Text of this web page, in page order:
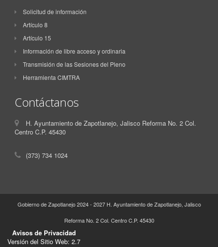
Solicitud de información
Artículo 8
Artículo 15
Información de libre acceso y ordinaria
Transmisión de las Sesiones del Pleno
Herramienta CIMTRA
Contáctanos
H. Ayuntamiento de Zapotlanejo, Jalisco Reforma No. 2 Col.
Centro C.P. 45430
(373) 734 1024
Gobierno de Zapotlanejo 2024 - 2027 H. Ayuntamiento de Zapotlanejo, Jalisco
Reforma No. 2 Col. Centro C.P. 45430
Avisos de Privacidad
Versión del Sitio Web: 2.7